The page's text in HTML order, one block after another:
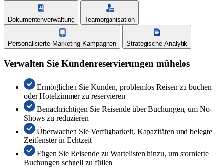
Dokumentenverwaltung Teamorganisation
Personalisierte Marketing-Kampagnen Strategische Analytik
Verwalten Sie Kundenreservierungen mühelos
Ermöglichen Sie Kunden, problemlos Reisen zu buchen
oder Hotelzimmer zu reservieren
Benachrichtigen Sie Reisende über Buchungen, um No-
Shows zu reduzieren
Überwachen Sie Verfügbarkeit, Kapazitäten und belegte
Zeitfenster in Echtzeit
Fügen Sie Reisende zu Wartelisten hinzu, um stornierte
Buchungen schnell zu füllen